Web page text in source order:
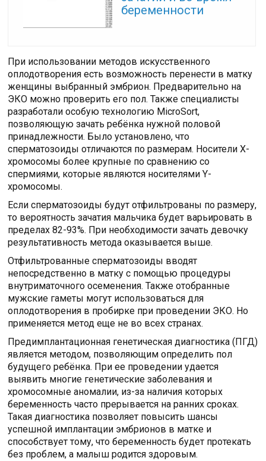
беременности
При использовании методов искусственного
оплодотворения есть возможность перенести в матку
женщины выбранный эмбрион. Предварительно на
ЭКО можно проверить его пол. Также специалисты
разработали особую технологию MicroSort,
позволяющую зачать ребёнка нужной половой
принадлежности. Было установлено, что
сперматозоиды отличаются по размерам. Носители Х-
хромосомы более крупные по сравнению со
спермиями, которые являются носителями Y-
хромосомы.
Если сперматозоиды будут отфильтрованы по размеру,
то вероятность зачатия мальчика будет варьировать в
пределах 82-93%. При необходимости зачать девочку
результативность метода оказывается выше.
Отфильтрованные сперматозоиды вводят
непосредственно в матку с помощью процедуры
внутриматочного осеменения. Также отобранные
мужские гаметы могут использоваться для
оплодотворения в пробирке при проведении ЭКО. Но
применяется метод еще не во всех странах.
Предимплантационная генетическая диагностика (ПГД)
является методом, позволяющим определить пол
будущего ребёнка. При ее проведении удается
выявить многие генетические заболевания и
хромосомные аномалии, из-за наличия которых
беременность часто прерывается на ранних сроках.
Такая диагностика позволяет повысить шансы
успешной имплантации эмбрионов в матке и
способствует тому, что беременность будет протекать
без проблем, а малыш родится здоровым.